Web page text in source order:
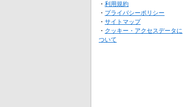
・ 利用規約
・ プライバシーポリシー
・ サイトマップ
・ クッキー・アクセスデータに
ついて